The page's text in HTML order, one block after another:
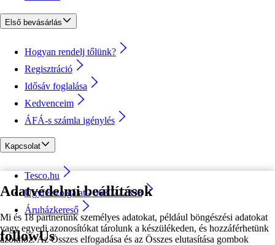
Adatvédelmi beállítások
Mi és 18 partnerünk személyes adatokat, például böngészési adatokat
vagy egyedi azonosítókat tárolunk a készülékeden, és hozzáférhetünk
azokhoz. Az Összes elfogadása és az Összes elutasítása gombok
Első bevásárlás
Hogyan rendelj tőlünk?
Regisztráció
Idősáv foglalása
Kedvenceim
ÁFÁ-s számla igénylés
Kapcsolat
Tesco.hu
Ügyfélszolgálat - 0680222333
Áruházkereső
followUs